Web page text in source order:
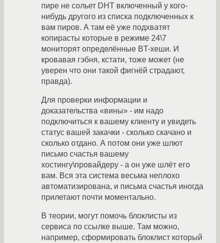
пире не сольет DHT включенный у кого-
нибудь другого из списка подключенных к
вам пиров. А там её уже подхватят
копирасты которые в режиме 24\7
мониторят определённые BT-хеши. И
кровавая гэбня, кстати, тоже может (не
уверен что они такой фигнёй страдают,
правда).
Для проверки информации и
доказательства «вины» - им надо
подключиться к вашему клиенту и увидеть
статус вашей закачки - сколько скачано и
сколько отдано. А потом они уже шлют
письмо счастья вашему
хостингу\провайдеру - а он уже шлёт его
вам. Вся эта система весьма неплохо
автоматизирована, и письма счастья иногда
прилетают почти моментально.
В теории, могут помочь блоклисты из
сервиса по ссылке выше. Там можно,
например, сформировать блоклист который